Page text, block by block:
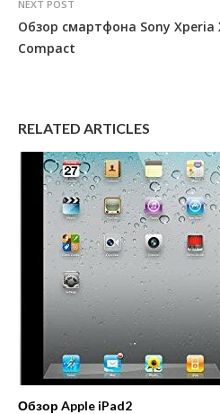
NEXT POST
Обзор смартфона Sony Xperia
Compact
RELATED ARTICLES
Обзор Apple iPad2